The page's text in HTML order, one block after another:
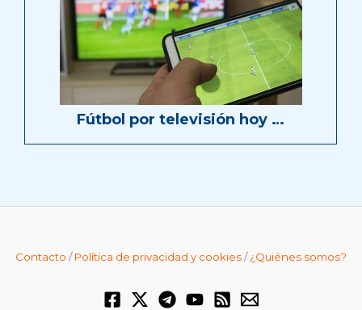
Fútbol por televisión hoy …
Contacto /Política de privacidad y cookies/¿Quiénes somos?